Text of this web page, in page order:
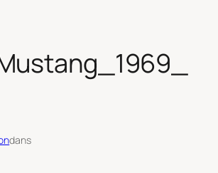
dans